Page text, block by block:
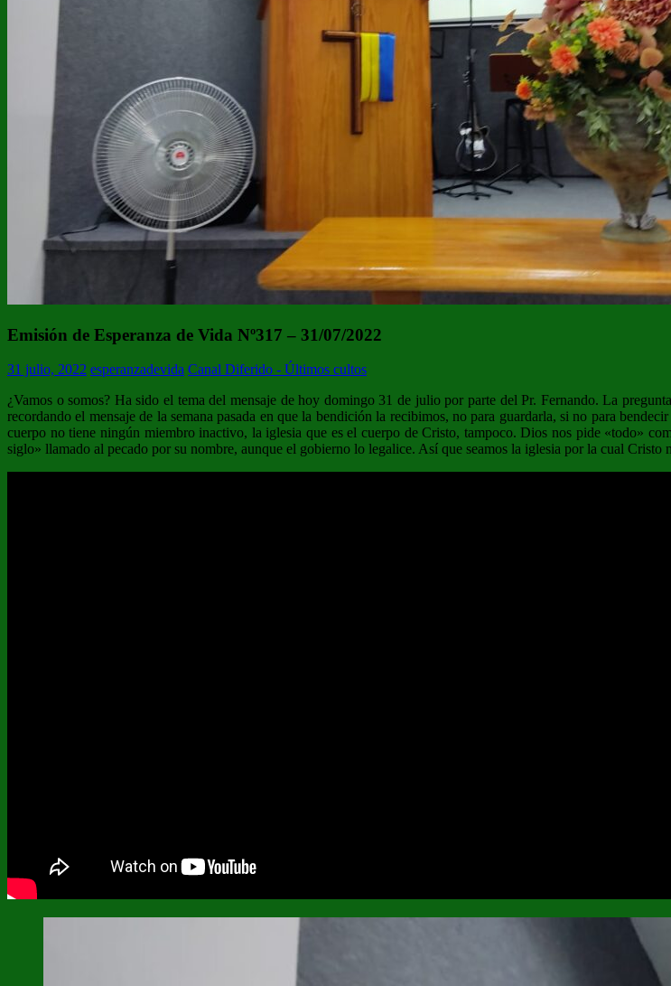
Emisión de Esperanza de Vida Nº317 – 31/07/2022
31 julio, 2022 esperanzadevida Canal Diferido - Últimos cultos
¿Vamos o somos? Ha sido el tema del mensaje de hoy domingo 31 de julio por parte del Pr. Fernando. La
recordando el mensaje de la semana pasada en que la bendición la recibimos, no para guardarla, si no para
cuerpo no tiene ningún miembro inactivo, la iglesia que es el cuerpo de Cristo, tampoco. Dios nos pide «todo»
siglo» llamado al pecado por su nombre, aunque el gobierno lo legalice. Así que seamos la iglesia por la cual Cristo